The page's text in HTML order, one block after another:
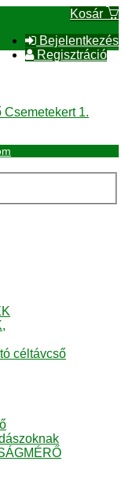
Kosár
Bejelentkezés
Regisztráció
Csemetekert 1.
céltávcső